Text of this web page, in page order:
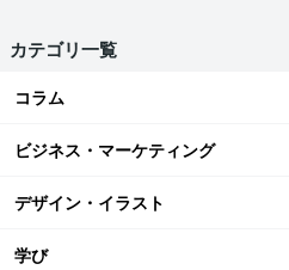
カテゴリ一覧
コラム
ビジネス・マーケティング
デザイン・イラスト
学び